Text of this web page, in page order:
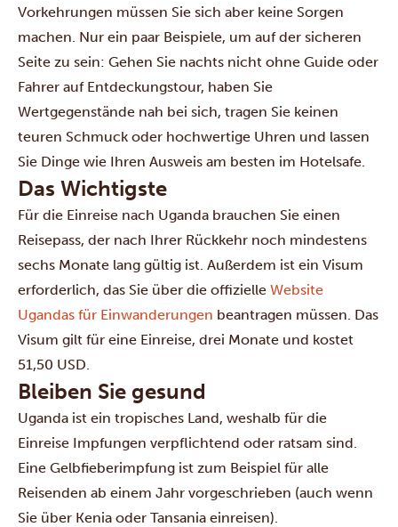
Vorkehrungen müssen Sie sich aber keine Sorgen
machen. Nur ein paar Beispiele, um auf der sicheren
Seite zu sein: Gehen Sie nachts nicht ohne Guide oder
Fahrer auf Entdeckungstour, haben Sie
Wertgegenstände nah bei sich, tragen Sie keinen
teuren Schmuck oder hochwertige Uhren und lassen
Sie Dinge wie Ihren Ausweis am besten im Hotelsafe.
Das Wichtigste
Für die Einreise nach Uganda brauchen Sie einen
Reisepass, der nach Ihrer Rückkehr noch mindestens
sechs Monate lang gültig ist. Außerdem ist ein Visum
erforderlich, das Sie über die offizielle Website
Ugandas für Einwanderungen beantragen müssen. Das
Visum gilt für eine Einreise, drei Monate und kostet
51,50 USD.
Bleiben Sie gesund
Uganda ist ein tropisches Land, weshalb für die
Einreise Impfungen verpflichtend oder ratsam sind.
Eine Gelbfieberimpfung ist zum Beispiel für alle
Reisenden ab einem Jahr vorgeschrieben (auch wenn
Sie über Kenia oder Tansania einreisen).